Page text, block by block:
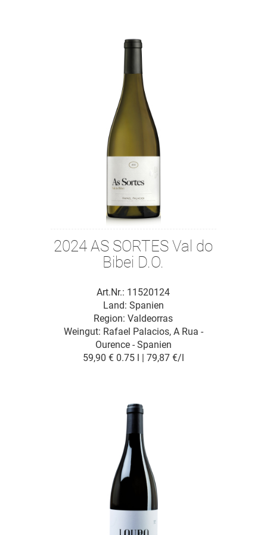
2024 AS SORTES Val do
Bibei D.O.
Art.Nr.: 11520124
Weingut: Rafael Palacios, A Rua -
Ourence - Spanien
Region: Valdeorras
Land: Spanien
59,90 € 0.75 l | 79,87 €/l